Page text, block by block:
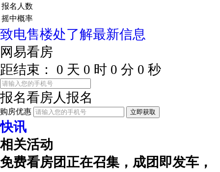
报名人数
摇中概率
致电售楼处了解最新信息
网易看房
距结束：
0 天 0 时 0 分 0 秒
报名看房人报名
购房优惠 立即获取
快讯
相关活动
免费看房团正在召集，成团即发车，